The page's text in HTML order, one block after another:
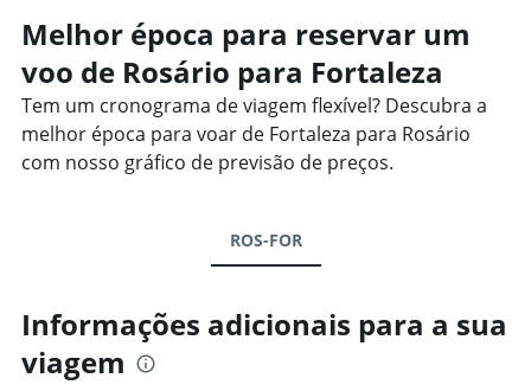
Melhor época para reservar um
voo de Rosário para Fortaleza
Tem um cronograma de viagem flexível? Descubra a
melhor época para voar de Fortaleza para Rosário
com nosso gráfico de previsão de preços.
ROS-FOR
Informações adicionais para a sua
viagem